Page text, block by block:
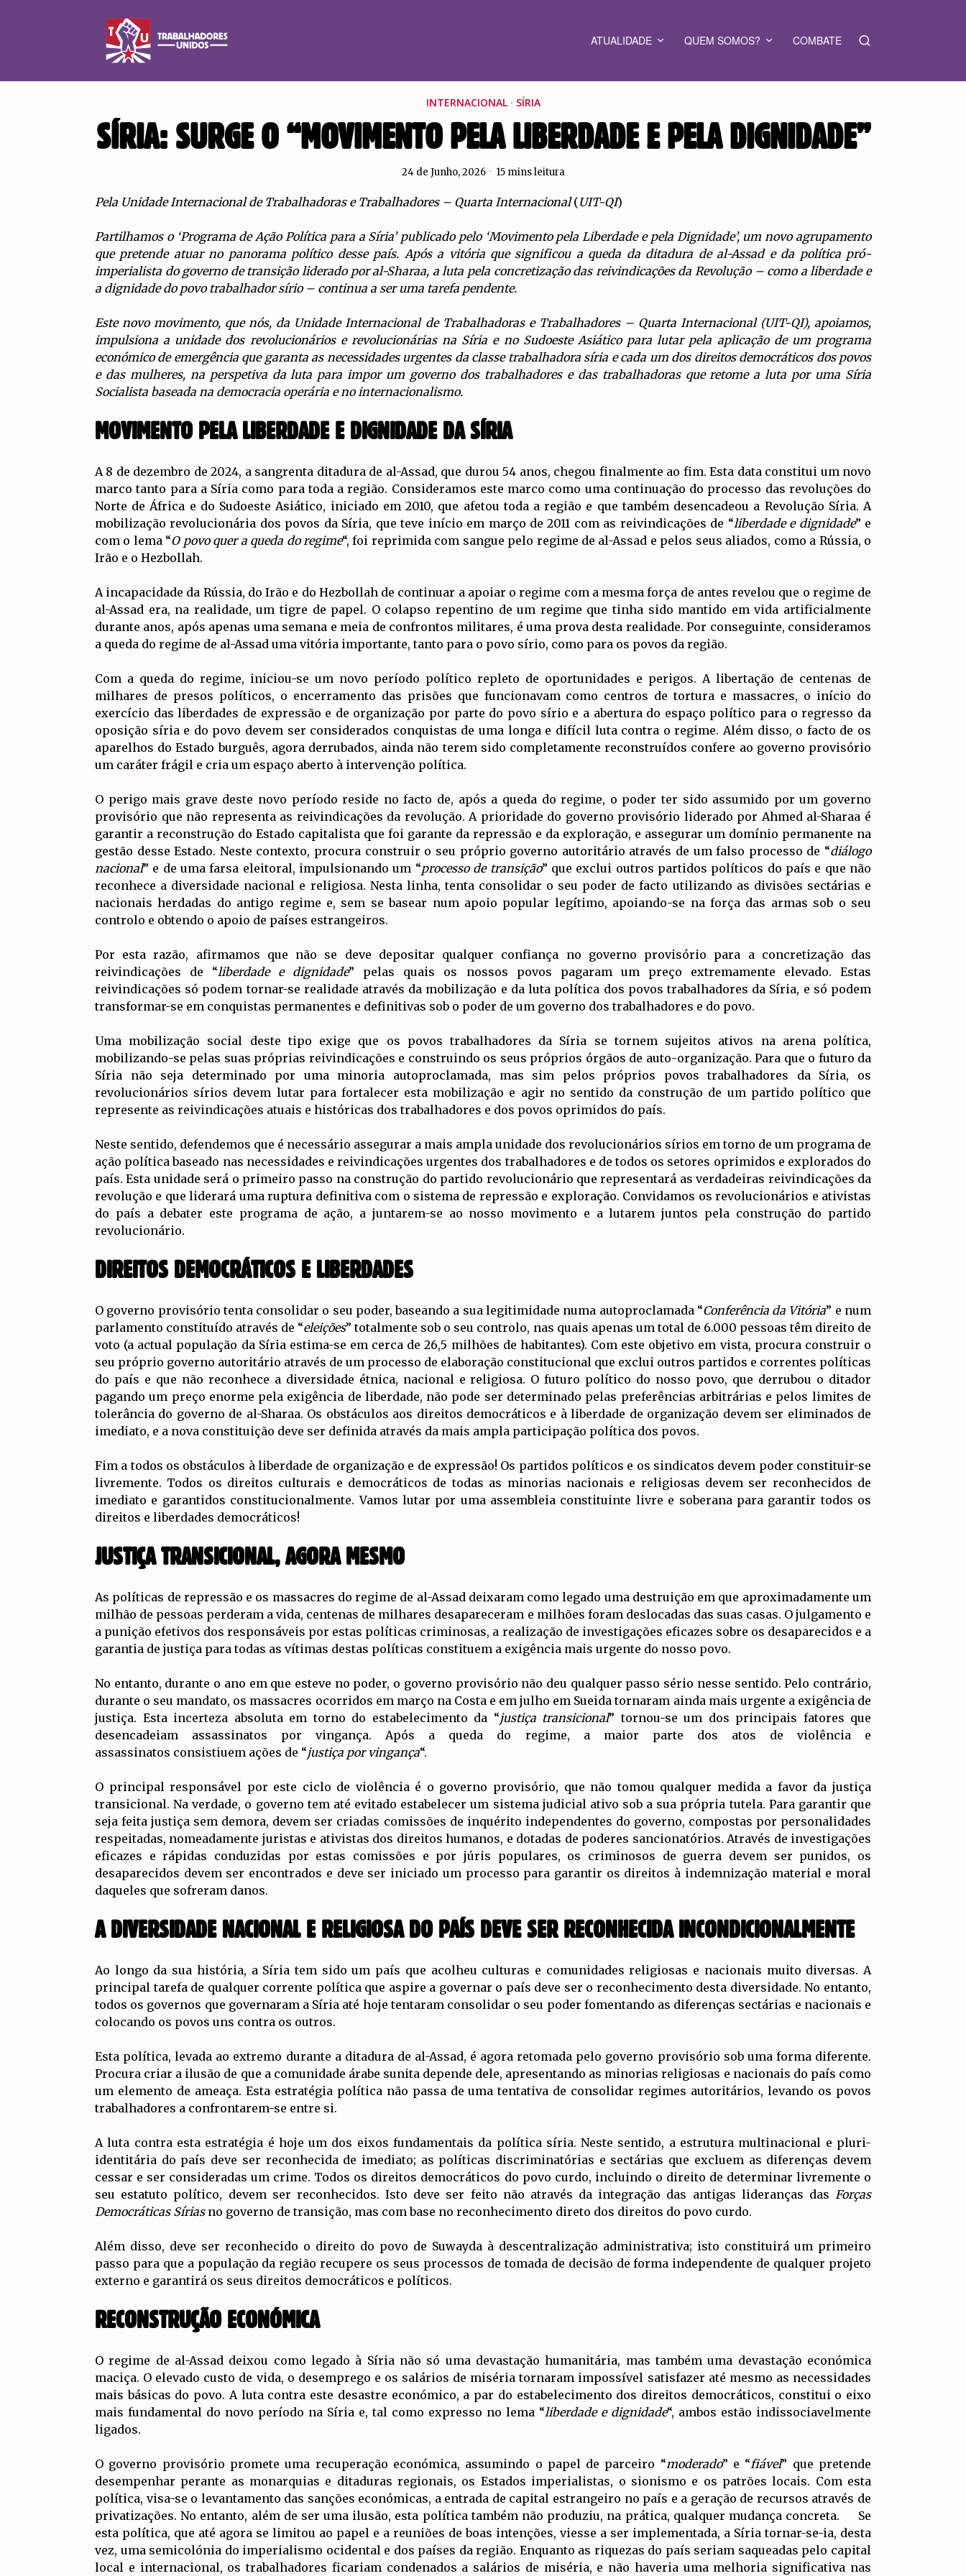
ATUALIDADE QUEM SOMOS? COMBATE
INTERNACIONAL · SÍRIA
SÍRIA: SURGE O “MOVIMENTO PELA LIBERDADE E PELA DIGNIDADE”
24 de Junho, 2026 15 mins leitura
Pela Unidade Internacional de Trabalhadoras e Trabalhadores – Quarta Internacional(UIT-QI)
Partilhamos o ‘Programa de Ação Política para a Síria’ publicado pelo ‘Movimento pela Liberdade e pela Dignidade’, um novo agrupamento
que pretende atuar no panorama político desse país. Após a vitória que significou a queda da ditadura de al-Assad e da política pró-
imperialista do governo de transição liderado por al-Sharaa, a luta pela concretização das reivindicações da Revolução – como a liberdade e
a dignidade do povo trabalhador sírio – continua a ser uma tarefa pendente.
Este novo movimento, que nós, da Unidade Internacional de Trabalhadoras e Trabalhadores – Quarta Internacional (UIT-QI), apoiamos,
impulsiona a unidade dos revolucionários e revolucionárias na Síria e no Sudoeste Asiático para lutar pela aplicação de um programa
económico de emergência que garanta as necessidades urgentes da classe trabalhadora síria e cada um dos direitos democráticos dos povos
e das mulheres, na perspetiva da luta para impor um governo dos trabalhadores e das trabalhadoras que retome a luta por uma Síria
Socialista baseada na democracia operária e no internacionalismo.
MOVIMENTO PELA LIBERDADE E DIGNIDADE DA SÍRIA
A 8 de dezembro de 2024, a sangrenta ditadura de al-Assad, que durou 54 anos, chegou finalmente ao fim. Esta data constitui um novo
marco tanto para a Síria como para toda a região. Consideramos este marco como uma continuação do processo das revoluções do
Norte de África e do Sudoeste Asiático, iniciado em 2010, que afetou toda a região e que também desencadeou a Revolução Síria. A
mobilização revolucionária dos povos da Síria, que teve início em março de 2011 com as reivindicações de “liberdade e dignidade” e
com o lema “O povo quer a queda do regime“, foi reprimida com sangue pelo regime de al-Assad e pelos seus aliados, como a Rússia, o
Irão e o Hezbollah.
A incapacidade da Rússia, do Irão e do Hezbollah de continuar a apoiar o regime com a mesma força de antes revelou que o regime de
al-Assad era, na realidade, um tigre de papel. O colapso repentino de um regime que tinha sido mantido em vida artificialmente
durante anos, após apenas uma semana e meia de confrontos militares, é uma prova desta realidade. Por conseguinte, consideramos
a queda do regime de al-Assad uma vitória importante, tanto para o povo sírio, como para os povos da região.
Com a queda do regime, iniciou-se um novo período político repleto de oportunidades e perigos. A libertação de centenas de
milhares de presos políticos, o encerramento das prisões que funcionavam como centros de tortura e massacres, o início do
exercício das liberdades de expressão e de organização por parte do povo sírio e a abertura do espaço político para o regresso da
oposição síria e do povo devem ser considerados conquistas de uma longa e difícil luta contra o regime. Além disso, o facto de os
aparelhos do Estado burguês, agora derrubados, ainda não terem sido completamente reconstruídos confere ao governo provisório
um caráter frágil e cria um espaço aberto à intervenção política.
O perigo mais grave deste novo período reside no facto de, após a queda do regime, o poder ter sido assumido por um governo
provisório que não representa as reivindicações da revolução. A prioridade do governo provisório liderado por Ahmed al-Sharaa é
garantir a reconstrução do Estado capitalista que foi garante da repressão e da exploração, e assegurar um domínio permanente na
gestão desse Estado. Neste contexto, procura construir o seu próprio governo autoritário através de um falso processo de “diálogo
nacional” e de uma farsa eleitoral, impulsionando um “processo de transição” que exclui outros partidos políticos do país e que não
reconhece a diversidade nacional e religiosa. Nesta linha, tenta consolidar o seu poder de facto utilizando as divisões sectárias e
nacionais herdadas do antigo regime e, sem se basear num apoio popular legítimo, apoiando-se na força das armas sob o seu
controlo e obtendo o apoio de países estrangeiros.
Por esta razão, afirmamos que não se deve depositar qualquer confiança no governo provisório para a concretização das
reivindicações de “liberdade e dignidade” pelas quais os nossos povos pagaram um preço extremamente elevado. Estas
reivindicações só podem tornar-se realidade através da mobilização e da luta política dos povos trabalhadores da Síria, e só podem
transformar-se em conquistas permanentes e definitivas sob o poder de um governo dos trabalhadores e do povo.
Uma mobilização social deste tipo exige que os povos trabalhadores da Síria se tornem sujeitos ativos na arena política,
mobilizando-se pelas suas próprias reivindicações e construindo os seus próprios órgãos de auto-organização. Para que o futuro da
Síria não seja determinado por uma minoria autoproclamada, mas sim pelos próprios povos trabalhadores da Síria, os
revolucionários sírios devem lutar para fortalecer esta mobilização e agir no sentido da construção de um partido político que
represente as reivindicações atuais e históricas dos trabalhadores e dos povos oprimidos do país.
Neste sentido, defendemos que é necessário assegurar a mais ampla unidade dos revolucionários sírios em torno de um programa de
ação política baseado nas necessidades e reivindicações urgentes dos trabalhadores e de todos os setores oprimidos e explorados do
país. Esta unidade será o primeiro passo na construção do partido revolucionário que representará as verdadeiras reivindicações da
revolução e que liderará uma ruptura definitiva com o sistema de repressão e exploração. Convidamos os revolucionários e ativistas
do país a debater este programa de ação, a juntarem-se ao nosso movimento e a lutarem juntos pela construção do partido
revolucionário.
DIREITOS DEMOCRÁTICOS E LIBERDADES
O governo provisório tenta consolidar o seu poder, baseando a sua legitimidade numa autoproclamada “Conferência da Vitória” e num
parlamento constituído através de “eleições” totalmente sob o seu controlo, nas quais apenas um total de 6.000 pessoas têm direito de
voto (a actual população da Síria estima-se em cerca de 26,5 milhões de habitantes). Com este objetivo em vista, procura construir o
seu próprio governo autoritário através de um processo de elaboração constitucional que exclui outros partidos e correntes políticas
do país e que não reconhece a diversidade étnica, nacional e religiosa. O futuro político do nosso povo, que derrubou o ditador
pagando um preço enorme pela exigência de liberdade, não pode ser determinado pelas preferências arbitrárias e pelos limites de
tolerância do governo de al-Sharaa. Os obstáculos aos direitos democráticos e à liberdade de organização devem ser eliminados de
imediato, e a nova constituição deve ser definida através da mais ampla participação política dos povos.
Fim a todos os obstáculos à liberdade de organização e de expressão! Os partidos políticos e os sindicatos devem poder constituir-se
livremente. Todos os direitos culturais e democráticos de todas as minorias nacionais e religiosas devem ser reconhecidos de
imediato e garantidos constitucionalmente. Vamos lutar por uma assembleia constituinte livre e soberana para garantir todos os
direitos e liberdades democráticos!
JUSTIÇA TRANSICIONAL, AGORA MESMO
As políticas de repressão e os massacres do regime de al-Assad deixaram como legado uma destruição em que aproximadamente um
milhão de pessoas perderam a vida, centenas de milhares desapareceram e milhões foram deslocadas das suas casas. O julgamento e
a punição efetivos dos responsáveis por estas políticas criminosas, a realização de investigações eficazes sobre os desaparecidos e a
garantia de justiça para todas as vítimas destas políticas constituem a exigência mais urgente do nosso povo.
No entanto, durante o ano em que esteve no poder, o governo provisório não deu qualquer passo sério nesse sentido. Pelo contrário,
durante o seu mandato, os massacres ocorridos em março na Costa e em julho em Sueida tornaram ainda mais urgente a exigência de
justiça. Esta incerteza absoluta em torno do estabelecimento da “justiça transicional” tornou-se um dos principais fatores que
desencadeiam assassinatos por vingança. Após a queda do regime, a maior parte dos atos de violência e
assassinatos consistiuem ações de “justiça por vingança“.
O principal responsável por este ciclo de violência é o governo provisório, que não tomou qualquer medida a favor da justiça
transicional. Na verdade, o governo tem até evitado estabelecer um sistema judicial ativo sob a sua própria tutela. Para garantir que
seja feita justiça sem demora, devem ser criadas comissões de inquérito independentes do governo, compostas por personalidades
respeitadas, nomeadamente juristas e ativistas dos direitos humanos, e dotadas de poderes sancionatórios. Através de investigações
eficazes e rápidas conduzidas por estas comissões e por júris populares, os criminosos de guerra devem ser punidos, os
desaparecidos devem ser encontrados e deve ser iniciado um processo para garantir os direitos à indemnização material e moral
daqueles que sofreram danos.
A DIVERSIDADE NACIONAL E RELIGIOSA DO PAÍS DEVE SER RECONHECIDA INCONDICIONALMENTE
Ao longo da sua história, a Síria tem sido um país que acolheu culturas e comunidades religiosas e nacionais muito diversas. A
principal tarefa de qualquer corrente política que aspire a governar o país deve ser o reconhecimento desta diversidade. No entanto,
todos os governos que governaram a Síria até hoje tentaram consolidar o seu poder fomentando as diferenças sectárias e nacionais e
colocando os povos uns contra os outros.
Esta política, levada ao extremo durante a ditadura de al-Assad, é agora retomada pelo governo provisório sob uma forma diferente.
Procura criar a ilusão de que a comunidade árabe sunita depende dele, apresentando as minorias religiosas e nacionais do país como
um elemento de ameaça. Esta estratégia política não passa de uma tentativa de consolidar regimes autoritários, levando os povos
trabalhadores a confrontarem-se entre si.
A luta contra esta estratégia é hoje um dos eixos fundamentais da política síria. Neste sentido, a estrutura multinacional e pluri-
identitária do país deve ser reconhecida de imediato; as políticas discriminatórias e sectárias que excluem as diferenças devem
cessar e ser consideradas um crime. Todos os direitos democráticos do povo curdo, incluindo o direito de determinar livremente o
seu estatuto político, devem ser reconhecidos. Isto deve ser feito não através da integração das antigas lideranças das Forças
Democráticas Síriasno governo de transição, mas com base no reconhecimento direto dos direitos do povo curdo.
Além disso, deve ser reconhecido o direito do povo de Suwayda à descentralização administrativa; isto constituirá um primeiro
passo para que a população da região recupere os seus processos de tomada de decisão de forma independente de qualquer projeto
externo e garantirá os seus direitos democráticos e políticos.
RECONSTRUÇÃO ECONÓMICA
O regime de al-Assad deixou como legado à Síria não só uma devastação humanitária, mas também uma devastação económica
maciça. O elevado custo de vida, o desemprego e os salários de miséria tornaram impossível satisfazer até mesmo as necessidades
mais básicas do povo. A luta contra este desastre económico, a par do estabelecimento dos direitos democráticos, constitui o eixo
mais fundamental do novo período na Síria e, tal como expresso no lema “liberdade e dignidade“, ambos estão indissociavelmente
ligados.
O governo provisório promete uma recuperação económica, assumindo o papel de parceiro “moderado” e “fiável” que pretende
desempenhar perante as monarquias e ditaduras regionais, os Estados imperialistas, o sionismo e os patrões locais. Com esta
política, visa-se o levantamento das sanções económicas, a entrada de capital estrangeiro no país e a geração de recursos através de
privatizações. No entanto, além de ser uma ilusão, esta política também não produziu, na prática, qualquer mudança concreta. Se
esta política, que até agora se limitou ao papel e a reuniões de boas intenções, viesse a ser implementada, a Síria tornar-se-ia, desta
vez, uma semicolónia do imperialismo ocidental e dos países da região. Enquanto as riquezas do país seriam saqueadas pelo capital
local e internacional, os trabalhadores ficariam condenados a salários de miséria, e não haveria uma melhoria significativa nas